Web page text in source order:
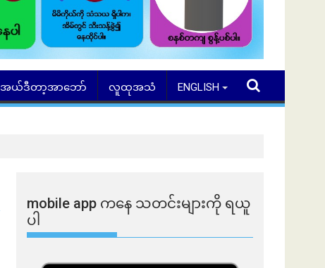
အယ်ဒီတာ့အာဘော် လူထုအသံ ENGLISH
mobile app ​​ကနေ ​​သတင်းများကို ရယူ
ပါ